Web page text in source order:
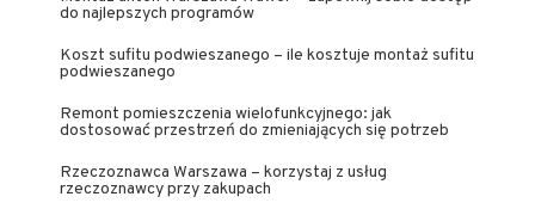
do najlepszych programów
Koszt sufitu podwieszanego – ile kosztuje montaż sufitu
podwieszanego
Remont pomieszczenia wielofunkcyjnego: jak
dostosować przestrzeń do zmieniających się potrzeb
Rzeczoznawca Warszawa – korzystaj z usług
rzeczoznawcy przy zakupach